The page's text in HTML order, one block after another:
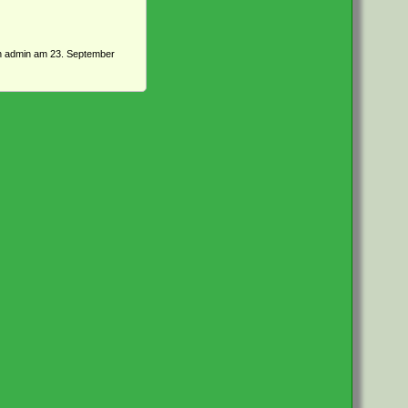
admin am 23. September